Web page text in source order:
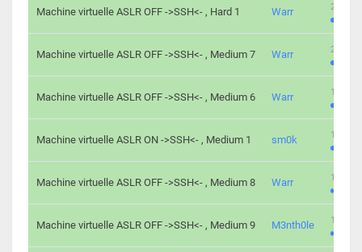
Machine virtuelle ASLR OFF ->SSH<- , Hard 1 Warr 224
Machine virtuelle ASLR OFF ->SSH<- , Medium 7 Warr 230
Machine virtuelle ASLR OFF ->SSH<- , Medium 6 Warr 168
Machine virtuelle ASLR ON ->SSH<- , Medium 1 sm0k 139
Machine virtuelle ASLR OFF ->SSH<- , Medium 8 Warr 112
Machine virtuelle ASLR OFF ->SSH<- , Medium 9 M3nth0le 100